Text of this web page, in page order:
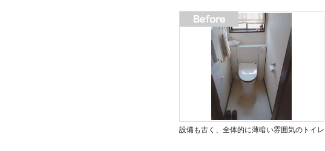
設備も古く、全体的に薄暗い雰囲気のトイレ